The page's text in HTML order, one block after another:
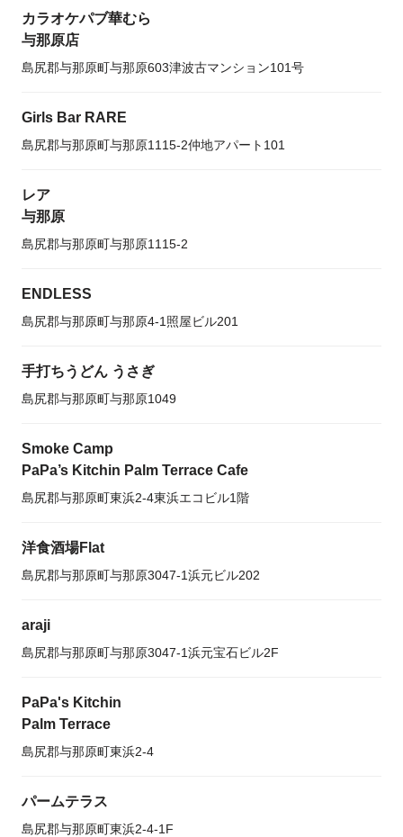
カラオケパブ華むら
与那原店
島尻郡与那原町与那原603津波古マンション101号
Girls Bar RARE
島尻郡与那原町与那原1115-2仲地アパート101
レア
与那原
島尻郡与那原町与那原1115-2
ENDLESS
島尻郡与那原町与那原4-1照屋ビル201
手打ちうどん うさぎ
島尻郡与那原町与那原1049
Smoke Camp
PaPa’s Kitchin Palm Terrace Cafe
島尻郡与那原町東浜2-4東浜エコビル1階
洋食酒場Flat
島尻郡与那原町与那原3047-1浜元ビル202
araji
島尻郡与那原町与那原3047-1浜元宝石ビル2F
PaPa's Kitchin
Palm Terrace
島尻郡与那原町東浜2-4
パームテラス
島尻郡与那原町東浜2-4-1F